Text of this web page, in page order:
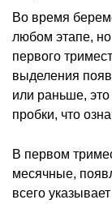
Во время
любом этапе,
первого
выделения
или раньше,
пробки, что
В первом
месячные,
всего